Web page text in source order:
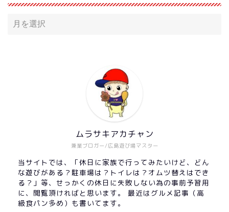
兼業ブロガー/広島遊び場マスター
ムラサキアカチャン
当サイトでは、「休日に家族で行ってみたいけど、どん
な遊びがある？駐車場は？トイレは？オムツ替えはでき
る？」等、せっかくの休日に失敗しない為の事前予習用
に、閲覧頂ければと思います。 最近はグルメ記事（高
級食パン多め）も書いてます。